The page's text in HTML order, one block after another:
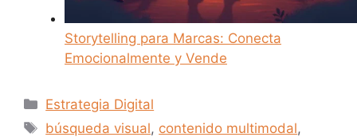
Storytelling para Marcas: Conecta
Emocionalmente y Vende
Categorías
Estrategia Digital
Etiquetas
búsqueda visual, contenido multimodal,